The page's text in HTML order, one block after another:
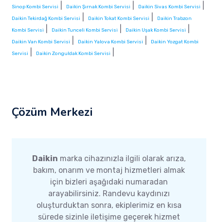
Sinop Kombi Servisi Daikin Şırnak Kombi Servisi Daikin Sivas Kombi Servisi
Daikin Tekirdağ Kombi Servisi Daikin Tokat Kombi Servisi
Daikin Trabzon
Kombi Servisi
Daikin Tunceli Kombi Servisi Daikin Uşak Kombi Servisi
Daikin Van Kombi Servisi Daikin Yalova Kombi Servisi
Daikin Yozgat Kombi
Servisi
Daikin Zonguldak Kombi Servisi
Çözüm Merkezi
Daikin marka cihazınızla ilgili olarak arıza,
bakım, onarım ve montaj hizmetleri almak
için bizleri aşağıdaki numaradan
arayabilirsiniz. Randevu kaydınızı
oluşturduktan sonra, ekiplerimiz en kısa
sürede sizinle iletişime geçerek hizmet